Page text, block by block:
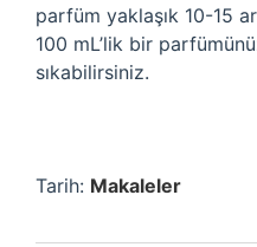
parfüm yaklaşık 10-15
100 mL’lik bir
sıkabilirsiniz.
Tarih: Makaleler